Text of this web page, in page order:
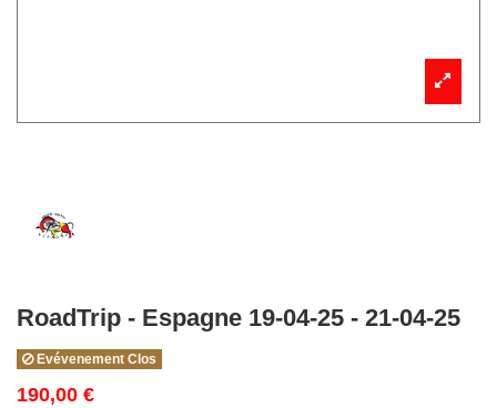
RoadTrip - Espagne 19-04-25 - 21-04-25
Evévenement Clos
190,00 €